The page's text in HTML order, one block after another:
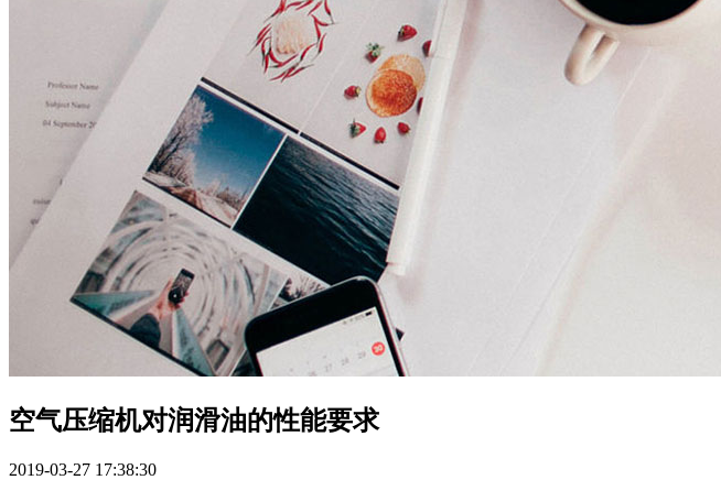
空气压缩机对润滑油的性能要求
2019-03-27 17:38:30